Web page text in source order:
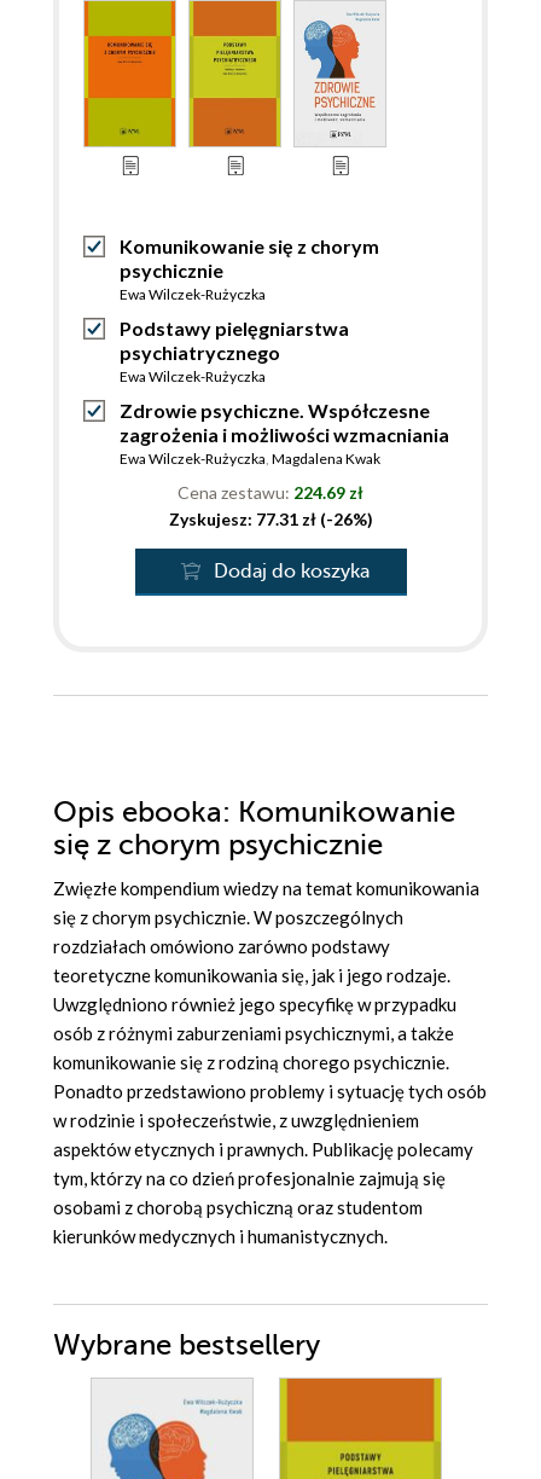
Komunikowanie się z chorym
psychicznie
Ewa Wilczek-Rużyczka
Podstawy pielęgniarstwa
psychiatrycznego
Ewa Wilczek-Rużyczka
Zdrowie psychiczne. Współczesne
zagrożenia i możliwości wzmacniania
Ewa Wilczek-Rużyczka, Magdalena Kwak
Cena zestawu: 224.69 zł
Zyskujesz: 77.31 zł (-26%)
Dodaj do koszyka
Opis ebooka: Komunikowanie
się z chorym psychicznie
Zwięzłe kompendium wiedzy na temat komunikowania
się z chorym psychicznie. W poszczególnych
rozdziałach omówiono zarówno podstawy
teoretyczne komunikowania się, jak i jego rodzaje.
Uwzględniono również jego specyfikę w przypadku
osób z różnymi zaburzeniami psychicznymi, a także
komunikowanie się z rodziną chorego psychicznie.
Ponadto przedstawiono problemy i sytuację tych osób
w rodzinie i społeczeństwie, z uwzględnieniem
aspektów etycznych i prawnych. Publikację polecamy
tym, którzy na co dzień profesjonalnie zajmują się
osobami z chorobą psychiczną oraz studentom
kierunków medycznych i humanistycznych.
Wybrane bestsellery